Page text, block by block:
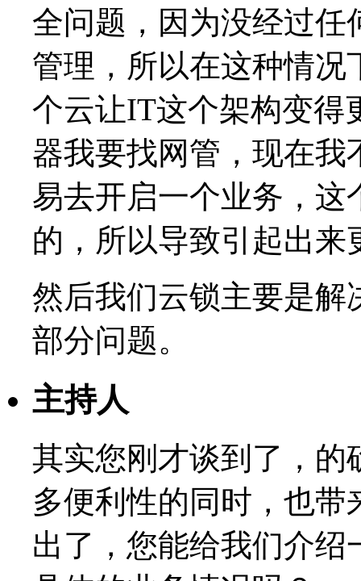
全问题，因为没经过任
管理，所以在这种情况
个云让IT这个架构变得
器我要找网管，现在我
易去开启一个业务，这
的，所以导致引起出来
然后我们云锁主要是解
部分问题。
主持人
其实您刚才谈到了，的
多便利性的同时，也
出了，您能给我们介